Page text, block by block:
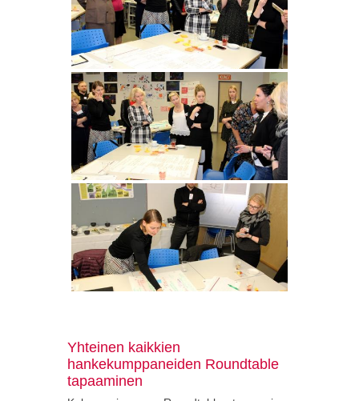
Yhteinen kaikkien
hankekumppaneiden Roundtable
tapaaminen